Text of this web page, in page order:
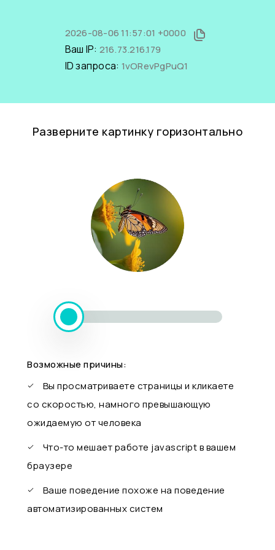
2026-08-06 11:57:01 +0000
Ваш IP: 216.73.216.179
ID запроса: 1vORevPgPuQ1
Разверните картинку горизонтально
Возможные причины:
Вы просматриваете страницы и кликаете
со скоростью, намного превышающую
ожидаемую от человека
Что-то мешает работе javascript в вашем
браузере
Ваше поведение похоже на поведение
автоматизированных систем